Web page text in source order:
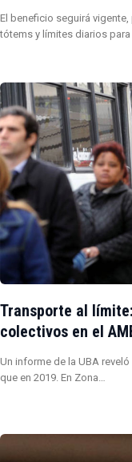
El beneficio seguirá
tótems y límites diarios
Transporte al
colectivos en el
Un informe de la UBA
que en 2019. En Zona…